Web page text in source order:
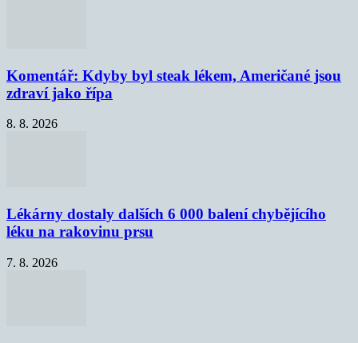
Komentář: Kdyby byl steak lékem, Američané jsou
zdraví jako řípa
8. 8. 2026
Lékárny dostaly dalších 6 000 balení chybějícího
léku na rakovinu prsu
7. 8. 2026